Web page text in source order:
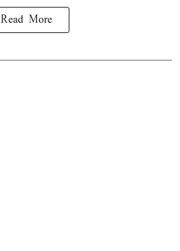
Read More